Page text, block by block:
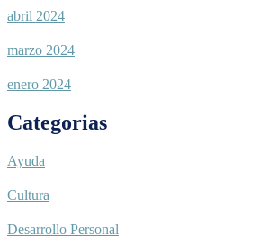
abril 2024
marzo 2024
enero 2024
Categorias
Ayuda
Cultura
Desarrollo Personal